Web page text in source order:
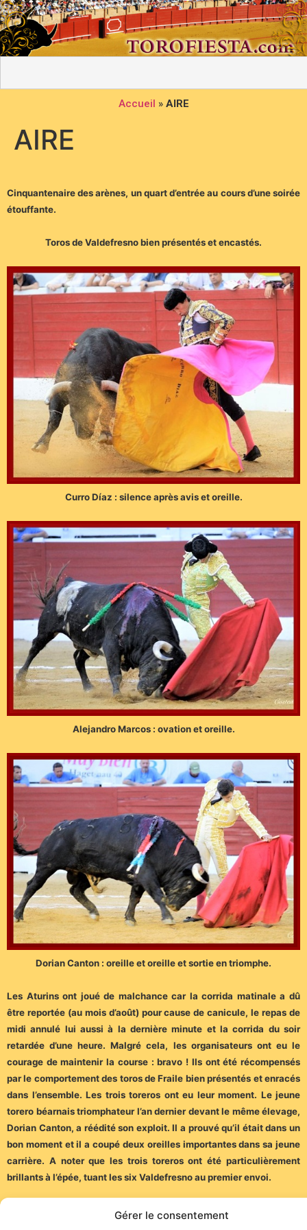
Gérer le consentement
Accueil » AIRE
AIRE
Cinquantenaire des arènes, un quart d’entrée au cours d’une soirée
étouffante.
Toros de Valdefresno bien présentés et encastés.
Curro Díaz : silence après avis et oreille.
Alejandro Marcos : ovation et oreille.
Dorian Canton : oreille et oreille et sortie en triomphe.
Les Aturins ont joué de malchance car la corrida matinale a dû
être reportée (au mois d’août) pour cause de canicule, le repas de
midi annulé lui aussi à la dernière minute et la corrida du soir
retardée d’une heure. Malgré cela, les organisateurs ont eu le
courage de maintenir la course : bravo ! Ils ont été récompensés
par le comportement des toros de Fraile bien présentés et enracés
dans l’ensemble. Les trois toreros ont eu leur moment. Le jeune
torero béarnais triomphateur l’an dernier devant le même élevage,
Dorian Canton, a réédité son exploit. Il a prouvé qu’il était dans un
bon moment et il a coupé deux oreilles importantes dans sa jeune
carrière. A noter que les trois toreros ont été particulièrement
brillants à l’épée, tuant les six Valdefresno au premier envoi.
(Pierre Vidal – Photos Roland Costedoat)